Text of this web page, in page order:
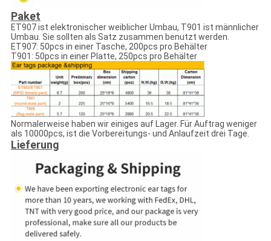
Paket
ET907 ist elektronischer weiblicher Umbau, T901 ist männlicher
Umbau. Sie sollten als Satz zusammen benutzt werden.
ET907: 50pcs in einer Tasche, 200pcs pro Behälter
T901: 50pcs in einer Platte, 250pcs pro Behälter
Normalerweise haben wir einiges auf Lager. Für Auftrag weniger
als 10000pcs, ist die Vorbereitungs- und Anlaufzeit drei Tage.
Lieferung